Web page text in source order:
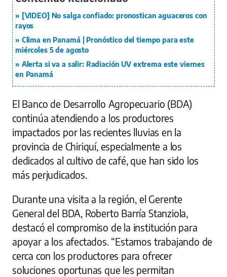
[VIDEO] No salga confiado: pronostican aguaceros con
rayos
Clima en Panamá | Pronóstico del tiempo para este
miércoles 5 de agosto
Alerta si va a salir: Radiación UV extrema este viernes
en Panamá
El Banco de Desarrollo Agropecuario (BDA)
continúa atendiendo a los productores
impactados por las recientes lluvias en la
provincia de Chiriquí, especialmente a los
dedicados al cultivo de café, que han sido los
más perjudicados.
Durante una visita a la región, el Gerente
General del BDA, Roberto Barría Stanziola,
destacó el compromiso de la institución para
apoyar a los afectados. “Estamos trabajando de
cerca con los productores para ofrecer
soluciones oportunas que les permitan